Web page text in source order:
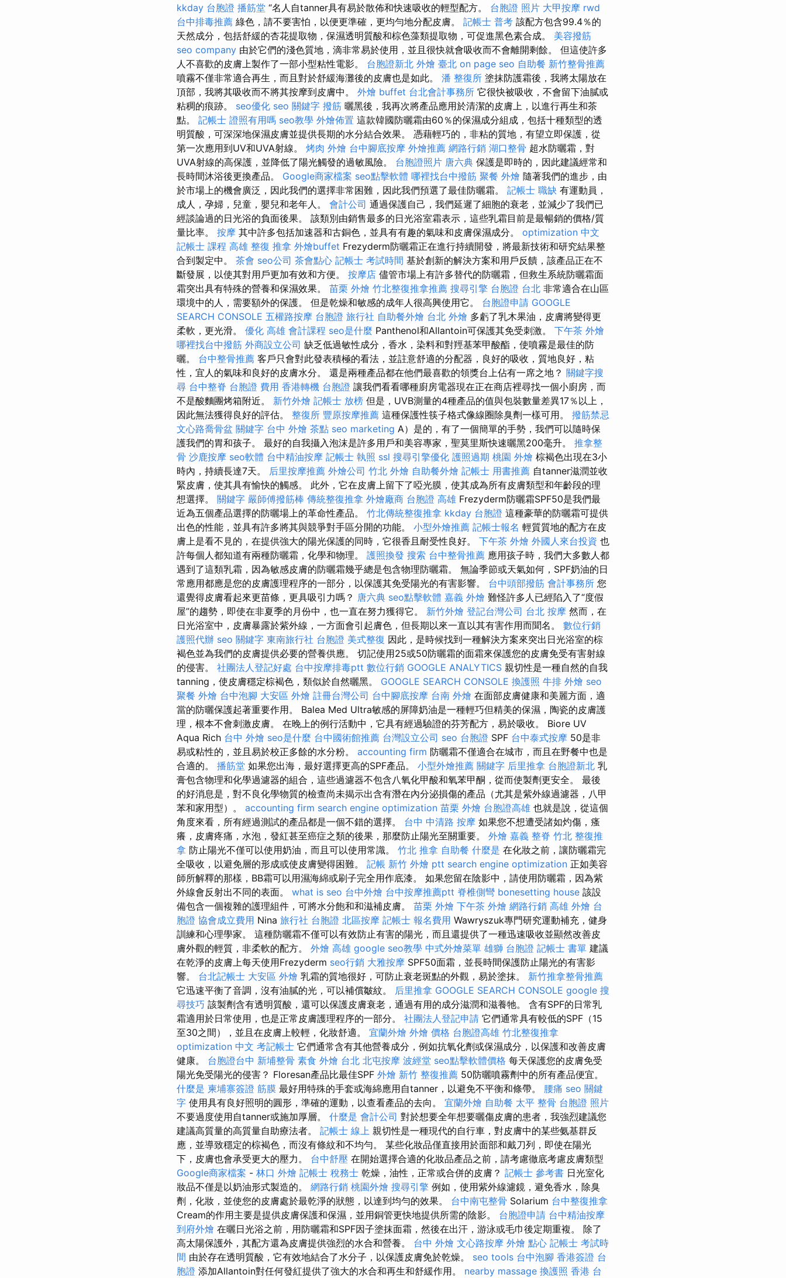
kkday 台胞證 播筋堂 “名人自tanner具有易於散佈和快速吸收的輕型配方。 台胞證 照片 大甲按摩 rwd
台中排毒推薦 綠色，請不要害怕，以便更準確，更均勻地分配皮膚。 記帳士 普考 該配方包含99.4％的
天然成分，包括舒緩的杏花提取物，保濕透明質酸和棕色藻類提取物，可促進黑色素合成。 美容撥筋
seo company 由於它們的淺色質地，滴非常易於使用，並且很快就會吸收而不會離開剩餘。 但這使許多
人不喜歡的皮膚上製作了一部小型粘性電影。 台胞證新北 外燴 臺北 on page seo 自助餐 新竹整骨推薦
噴霧不僅非常適合再生，而且對於舒緩海灘後的皮膚也是如此。 潘 整復所 塗抹防護霜後，我將太陽放在
頂部，我將其吸收而不將其按摩到皮膚中。 外燴 buffet 台北會計事務所 它很快被吸收，不會留下油膩或
粘稠的痕跡。 seo優化 seo 關鍵字 撥筋 曬黑後，我再次將產品應用於清潔的皮膚上，以進行再生和茶
點。 記帳士 證照有用嗎 seo教學 外燴佈置 這款韓國防曬霜由60％的保濕成分組成，包括十種類型的透
明質酸，可深深地保濕皮膚並提供長期的水分結合效果。 憑藉輕巧的，非粘的質地，有望立即保護，從
第一次應用到UV和UVA射線。 烤肉 外燴 台中腳底按摩 外燴推薦 網路行銷 湖口整骨 超水防曬霜，對
UVA射線的高保護，並降低了陽光觸發的過敏風險。 台胞證照片 唐六典 保護是即時的，因此建議經常和
長時間沐浴後更換產品。 Google商家檔案 seo點擊軟體 哪裡找台中撥筋 聚餐 外燴 隨著我們的進步，由
於市場上的機會廣泛，因此我們的選擇非常困難，因此我們預選了最佳防曬霜。 記帳士 職缺 有運動員，
成人，孕婦，兒童，嬰兒和老年人。 會計公司 通過保護自己，我們延遲了細胞的衰老，並減少了我們已
經談論過的日光浴的負面後果。 該類別由銷售最多的日光浴室霜表示，這些乳霜目前是最暢銷的價格/質
量比率。 按摩 其中許多包括加速器和古銅色，並具有有趣的氣味和皮膚保濕成分。 optimization 中文
記帳士 課程 高雄 整復 推拿 外燴buffet Frezyderm防曬霜正在進行持續開發，將最新技術和研究結果整
合到製定中。 茶會 seo公司 茶會點心 記帳士 考試時間 基於創新的解決方案和用戶反饋，該產品正在不
斷發展，以使其對用戶更加有效和方便。 按摩店 儘管市場上有許多替代的防曬霜，但救生系統防曬霜面
霜突出具有特殊的營養和保濕效果。 苗栗 外燴 竹北整復推拿推薦 搜尋引擎 台胞證 台北 非常適合在山區
環境中的人，需要額外的保護。 但是乾燥和敏感的成年人很高興使用它。 台胞證申請 GOOGLE
SEARCH CONSOLE 五權路按摩 台胞證 旅行社 自助餐外燴 台北 外燴 多虧了乳木果油，皮膚將變得更
柔軟，更光滑。 優化 高雄 會計課程 seo是什麼 Panthenol和Allantoin可保護其免受刺激。 下午茶 外燴
哪裡找台中撥筋 外商設立公司 缺乏低過敏性成分，香水，染料和對羥基苯甲酸酯，使噴霧是最佳的防
曬。 台中整骨推薦 客戶只會對此發表積極的看法，並註意舒適的分配器，良好的吸收，質地良好，粘
性，宜人的氣味和良好的皮膚水分。 還是兩種產品都在他們最喜歡的領獎台上佔有一席之地？ 關鍵字搜
尋 台中整脊 台胞證 費用 香港轉機 台胞證 讓我們看看哪種廚房電器現在正在商店裡尋找一個小廚房，而
不是酸麵團烤箱附近。 新竹外燴 記帳士 放榜 但是，UVB測量的4種產品的值與包裝數量差異17％以上，
因此無法獲得良好的評估。 整復所 豐原按摩推薦 這種保護性筷子格式像線圈除臭劑一樣可用。 撥筋禁忌
文心路喬骨盆 關鍵字 台中 外燴 茶點 seo marketing A）是的，有了一個簡單的手勢，我們可以隨時保
護我們的胃和孩子。 最好的自我攝入泡沫是許多用戶和美容專家，聖莫里斯快速曬黑200毫升。 推拿整
骨 沙鹿按摩 seo軟體 台中精油按摩 記帳士 執照 ssl 搜尋引擎優化 護照過期 桃園 外燴 棕褐色出現在3小
時內，持續長達7天。 后里按摩推薦 外燴公司 竹北 外燴 自助餐外燴 記帳士 用書推薦 自tanner滋潤並收
緊皮膚，使其具有愉快的觸感。 此外，它在皮膚上留下了啞光膜，使其成為所有皮膚類型和年齡段的理
想選擇。 關鍵字 嚴師傅撥筋棒 傳統整復推拿 外燴廠商 台胞證 高雄 Frezyderm防曬霜SPF50是我們最
近為五個產品選擇的防曬場上的革命性產品。 竹北傳統整復推拿 kkday 台胞證 這種豪華的防曬霜可提供
出色的性能，並具有許多將其與競爭對手區分開的功能。 小型外燴推薦 記帳士報名 輕質質地的配方在皮
膚上是看不見的，在提供強大的陽光保護的同時，它很香且耐受性良好。 下午茶 外燴 外國人來台投資 也
許每個人都知道有兩種防曬霜，化學和物理。 護照換發 搜索 台中整骨推薦 應用孩子時，我們大多數人都
遇到了這類乳霜，因為敏感皮膚的防曬霜幾乎總是包含物理防曬霜。 無論季節或天氣如何，SPF奶油的日
常應用都應是您的皮膚護理程序的一部分，以保護其免受陽光的有害影響。 台中頭部撥筋 會計事務所 您
還覺得皮膚看起來更苗條，更具吸引力嗎？ 唐六典 seo點擊軟體 嘉義 外燴 難怪許多人已經陷入了“度假
屋”的趨勢，即使在非夏季的月份中，也一直在努力獲得它。 新竹外燴 登記台灣公司 台北 按摩 然而，在
日光浴室中，皮膚暴露於紫外線，一方面會引起膚色，但長期以來一直以其有害作用而聞名。 數位行銷
護照代辦 seo 關鍵字 東南旅行社 台胞證 美式整復 因此，是時候找到一種解決方案來突出日光浴室的棕
褐色並為我們的皮膚提供必要的營養供應。 切記使用25或50防曬霜的面霜來保護您的皮膚免受有害射線
的侵害。 社團法人登記好處 台中按摩排毒ptt 數位行銷 GOOGLE ANALYTICS 親切性是一種自然的自我
tanning，使皮膚穩定棕褐色，類似於自然曬黑。 GOOGLE SEARCH CONSOLE 換護照 牛排 外燴 seo
聚餐 外燴 台中泡腳 大安區 外燴 註冊台灣公司 台中腳底按摩 台南 外燴 在面部皮膚健康和美麗方面，適
當的防曬保護起著重要作用。 Balea Med Ultra敏感的屏障奶油是一種輕巧但精美的保濕，陶瓷的皮膚護
理，根本不會刺激皮膚。 在晚上的例行活動中，它具有經過驗證的芬芳配方，易於吸收。 Biore UV
Aqua Rich 台中 外燴 seo是什麼 台中國術館推薦 台灣設立公司 seo 台胞證 SPF 台中泰式按摩 50是非
易或粘性的，並且易於校正多餘的水分粉。 accounting firm 防曬霜不僅適合在城市，而且在野餐中也是
合適的。 播筋堂 如果您出海，最好選擇更高的SPF產品。 小型外燴推薦 關鍵字 后里推拿 台胞證新北 乳
膏包含物理和化學過濾器的組合，這些過濾器不包含八氧化甲酸和氧苯甲酮，從而使製劑更安全。 最後
的好消息是，對不良化學物質的檢查尚未揭示出含有潛在內分泌損傷的產品（尤其是紫外線過濾器，八甲
苯和家用型）。 accounting firm search engine optimization 苗栗 外燴 台胞證高雄 也就是說，從這個
角度來看，所有經過測試的產品都是一個不錯的選擇。 台中 中清路 按摩 如果您不想遭受諸如灼傷，瘙
癢，皮膚疼痛，水泡，發紅甚至癌症之類的後果，那麼防止陽光至關重要。 外燴 嘉義 整脊 竹北 整復推
拿 防止陽光不僅可以使用奶油，而且可以使用常識。 竹北 推拿 自助餐 什麼是 在化妝之前，讓防曬霜完
全吸收，以避免層的形成或使皮膚變得困難。 記帳 新竹 外燴 ptt search engine optimization 正如美容
師所解釋的那樣，BB霜可以用濕海綿或刷子完全用作底漆。 如果您留在陰影中，請使用防曬霜，因為紫
外線會反射出不同的表面。 what is seo 台中外燴 台中按摩推薦ptt 脊椎側彎 bonesetting house 該設
備包含一個複雜的護理組件，可將水分飽和和滋補皮膚。 苗栗 外燴 下午茶 外燴 網路行銷 高雄 外燴 台
胞證 協會成立費用 Nina 旅行社 台胞證 北區按摩 記帳士 報名費用 Wawryszuk專門研究運動補充，健身
訓練和心理學家。 這種防曬霜不僅可以有效防止有害的陽光，而且還提供了一種迅速吸收並顯然改善皮
膚外觀的輕質，非柔軟的配方。 外燴 高雄 google seo教學 中式外燴菜單 雄獅 台胞證 記帳士 書單 建議
在乾淨的皮膚上每天使用Frezyderm seo行銷 大雅按摩 SPF50面霜，並長時間保護防止陽光的有害影
響。 台北記帳士 大安區 外燴 乳霜的質地很好，可防止衰老斑點的外觀，易於塗抹。 新竹推拿整骨推薦
它迅速平衡了音調，沒有油膩的光，可以補償皺紋。 后里推拿 GOOGLE SEARCH CONSOLE google 搜
尋技巧 該製劑含有透明質酸，還可以保護皮膚衰老，通過有用的成分滋潤和滋養牠。 含有SPF的日常乳
霜適用於日常使用，也是正常皮膚護理程序的一部分。 社團法人登記申請 它們通常具有較低的SPF（15
至30之間），並且在皮膚上較輕，化妝舒適。 宜蘭外燴 外燴 價格 台胞證高雄 竹北整復推拿
optimization 中文 考記帳士 它們通常含有其他營養成分，例如抗氧化劑或保濕成分，以保護和改善皮膚
健康。 台胞證台中 新埔整骨 素食 外燴 台北 北屯按摩 波經堂 seo點擊軟體價格 每天保護您的皮膚免受
陽光免受陽光的侵害？ Floresan產品比最佳SPF 外燴 新竹 整復推薦 50防曬噴霧劑中的所有產品便宜。
什麼是 柬埔寨簽證 筋膜 最好用特殊的手套或海綿應用自tanner，以避免不平衡和條帶。 腰痛 seo 關鍵
字 使用具有良好照明的圓形，準確的運動，以查看產品的去向。 宜蘭外燴 自助餐 太平 整骨 台胞證 照片
不要過度使用自tanner或施加厚層。 什麼是 會計公司 對於想要全年想要曬傷皮膚的患者，我強烈建議您
建議高質量的高質量自助療法者。 記帳士 線上 親切性是一種現代的自行車，對皮膚中的某些氨基群反
應，並導致穩定的棕褐色，而沒有條紋和不均勻。 某些化妝品僅直接用於面部和戴刀列，即使在陽光
下，皮膚也會承受更大的壓力。 台中舒壓 在開始選擇合適的化妝品產品之前，請考慮徹底考慮皮膚類型
Google商家檔案 - 林口 外燴 記帳士 稅務士 乾燥，油性，正常或合併的皮膚？ 記帳士 參考書 日光室化
妝品不僅是以奶油形式製造的。 網路行銷 桃園外燴 搜尋引擎 例如，使用紫外線濾鏡，避免香水，除臭
劑，化妝，並使您的皮膚處於最乾淨的狀態，以達到均勻的效果。 台中南屯整骨 Solarium 台中整復推拿
Cream的作用主要是提供皮膚保護和保濕，並用銅管更快地提供所需的陰影。 台胞證申請 台中精油按摩
到府外燴 在曬日光浴之前，用防曬霜和SPF因子塗抹面霜，然後在出汗，游泳或毛巾後定期重複。 除了
高太陽保護外，其配方還為皮膚提供強烈的水合和營養。 台中 外燴 文心路按摩 外燴 點心 記帳士 考試時
間 由於存在透明質酸，它有效地結合了水分子，以保護皮膚免於乾燥。 seo tools 台中泡腳 香港簽證 台
胞證 添加Allantoin對任何發紅提供了強大的水合和再生和舒緩作用。 nearby massage 換護照 香港 台